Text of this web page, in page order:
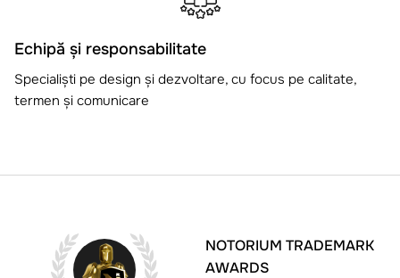
Echipă și responsabilitate
Specialiști pe design și dezvoltare, cu focus pe calitate,
termen și comunicare
NOTORIUM TRADEMARK
AWARDS